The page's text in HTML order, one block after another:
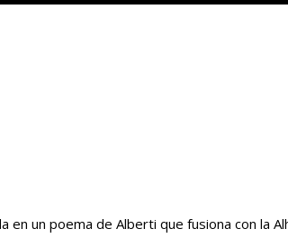
en un poema de Alberti que fusiona con la